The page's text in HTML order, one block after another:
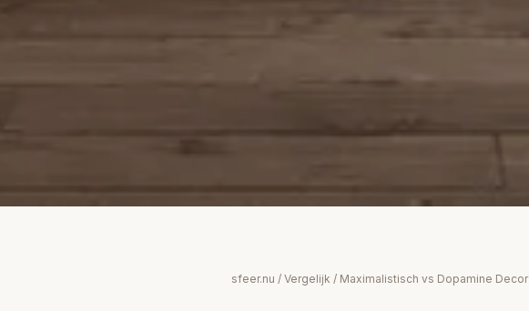
Maximalistisch
sfeer.nu / Vergelijk / Maximalistisch vs Dopamine Decor